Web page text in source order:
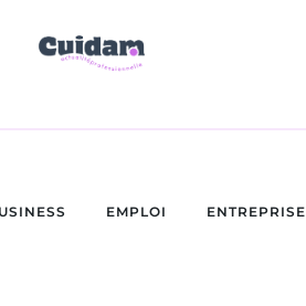
EMPLOI ENTREPRISE